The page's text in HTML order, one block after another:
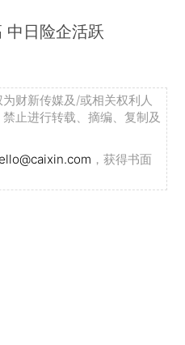
中日险企活跃
财新传媒及/或相关权利人
止进行转载、摘编、复制及
，获得书面